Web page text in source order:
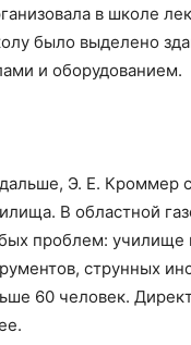
в школе
было выделено
и оборудованием.
Э. Е. Кроммер
В областной
проблем: училище
струнных
60 человек.